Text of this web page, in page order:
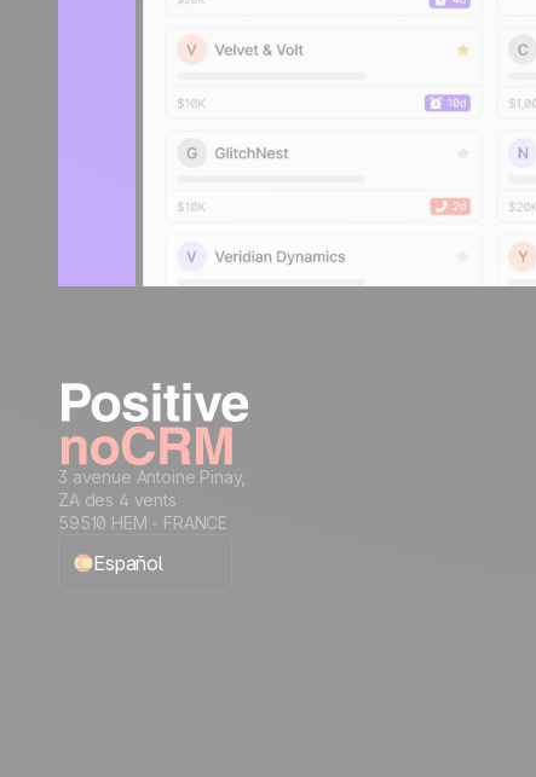
3 avenue Antoine Pinay,
ZA des 4 vents
59510 HEM - FRANCE
Español